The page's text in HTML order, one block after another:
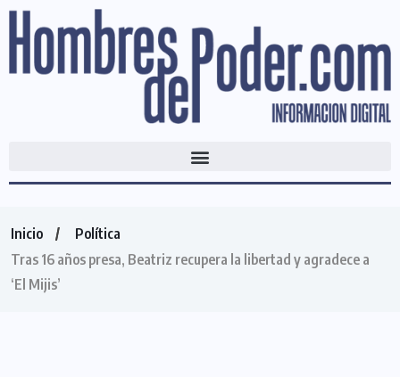
Inicio
Política
Tras 16 años presa, Beatriz recupera la libertad y agradece a
‘El Mijis’